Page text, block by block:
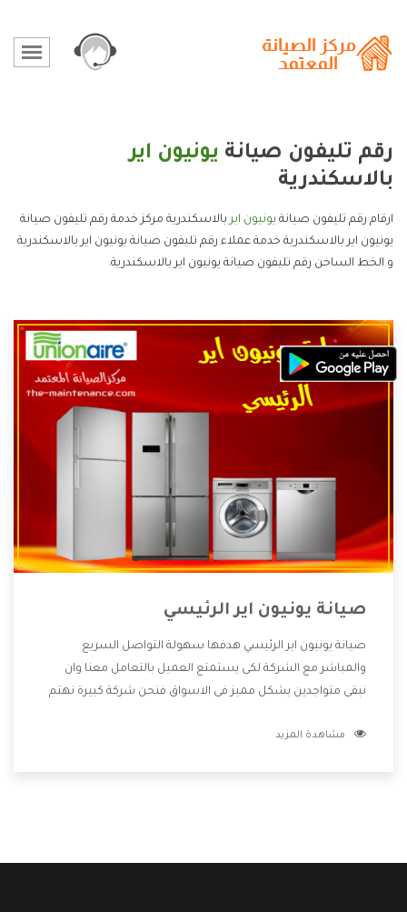
رقم تليفون صيانة يونيون اير
بالاسكندرية
ارقام رقم تليفون صيانة يونيون ايربالاسكندرية مركز خدمة رقم تليفون صيانة
يونيون اير بالاسكندرية خدمة عملاء رقم تليفون صيانة يونيون اير بالاسكندرية
و الخط الساخن رقم تليفون صيانة يونيون اير بالاسكندرية.
صيانة يونيون اير الرئيسي
صيانة يونيون اير الرئيسي هدفها سهولة التواصل السريع
والمباشر مع الشركة لكى يستمتع العميل بالتعامل معنا وان
نبقى متواجدين بشكل مميز فى الاسواق فنحن شركة كبيرة نهتم
الشركة بها والتى تكون منها خدمة الصيانة التى تكون من أهم
مشاهدة المزيد